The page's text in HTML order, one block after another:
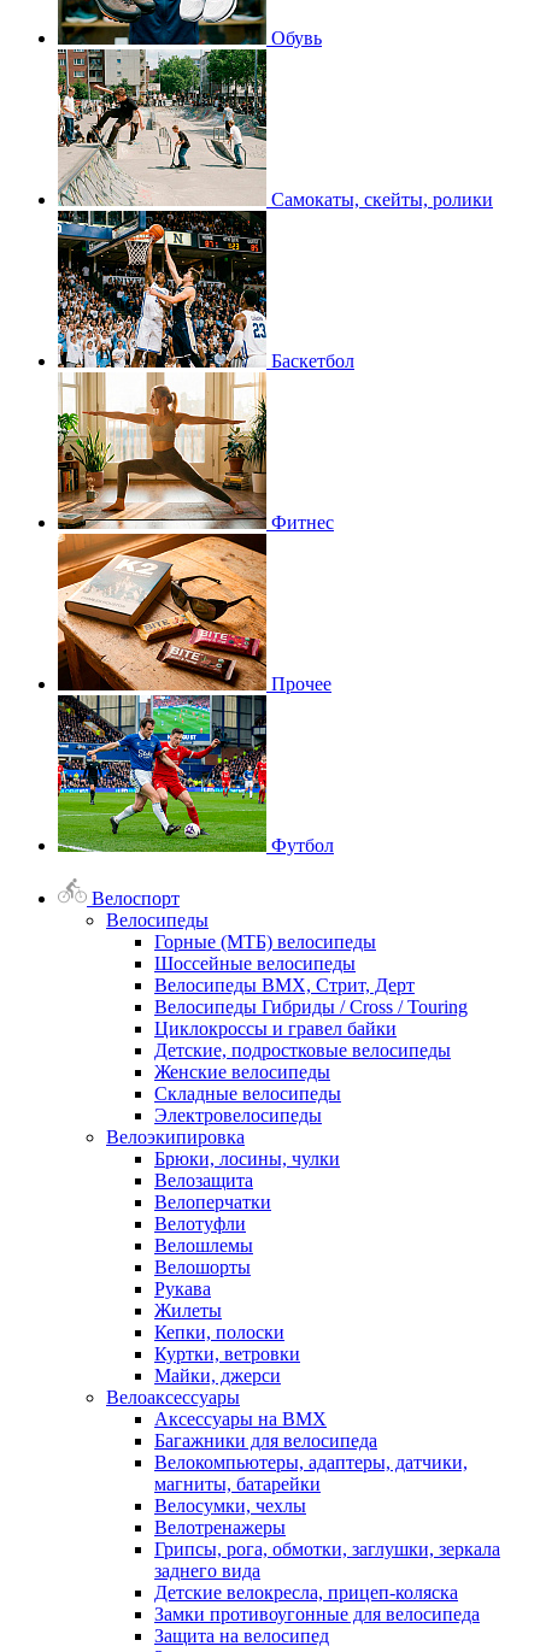
Обувь
Самокаты, скейты, ролики
Баскетбол
Фитнес
Прочее
Футбол
Велоспорт
Велосипеды
Горные (МТБ) велосипеды
Шоссейные велосипеды
Велосипеды BMX, Стрит, Дерт
Велосипеды Гибриды / Cross / Touring
Циклокроссы и гравел байки
Детские, подростковые велосипеды
Женские велосипеды
Складные велосипеды
Электровелосипеды
Велоэкипировка
Брюки, лосины, чулки
Велозащита
Велоперчатки
Велотуфли
Велошлемы
Велошорты
Рукава
Жилеты
Кепки, полоски
Куртки, ветровки
Майки, джерси
Велоаксессуары
Аксессуары на BMX
Багажники для велосипеда
Велокомпьютеры, адаптеры, датчики,
магниты, батарейки
Велосумки, чехлы
Велотренажеры
Грипсы, рога, обмотки, заглушки, зеркала
заднего вида
Детские велокресла, прицеп-коляска
Замки противоугонные для велосипеда
Защита на велосипед